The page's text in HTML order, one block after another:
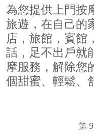
為您提供上門按
旅遊，在自己的
店，旅館，賓館
話，足不出戶就
摩服務，解除您
個甜蜜、輕鬆、
第